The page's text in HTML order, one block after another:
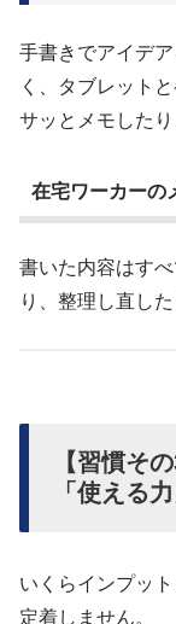
手書きでアイデ
く、タブレット
サッとメモした
在宅ワーカーの
書いた内容はす
り、整理し直し
【習慣そ
「使える
いくらインプッ
定着しません。